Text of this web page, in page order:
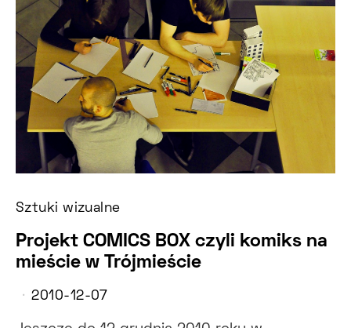
Sztuki wizualne
Projekt COMICS BOX czyli komiks na
mieście w Trójmieście
2010-12-07